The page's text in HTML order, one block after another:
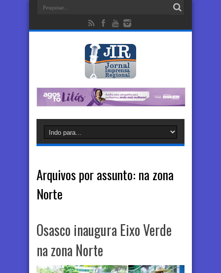
Arquivos por assunto: na zona
Norte
Osasco inaugura Eixo Verde
na zona Norte